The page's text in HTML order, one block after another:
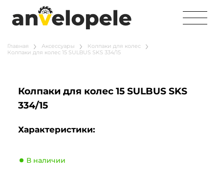
Главная Аксессуары
Колпаки для колес
Колпаки для колес 15 SULBUS SKS 334/15
Колпаки для колес 15 SULBUS SKS
334/15
Характеристики:
В наличии